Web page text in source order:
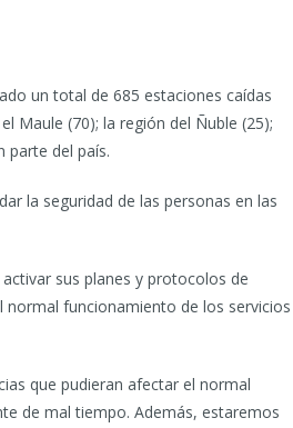
un total de 685 estaciones caídas
Maule (70); la región del Ñuble (25);
parte del país.
la seguridad de las personas en las
sus planes y protocolos de
funcionamiento de los servicios
que pudieran afectar el normal
de mal tiempo. Además, estaremos